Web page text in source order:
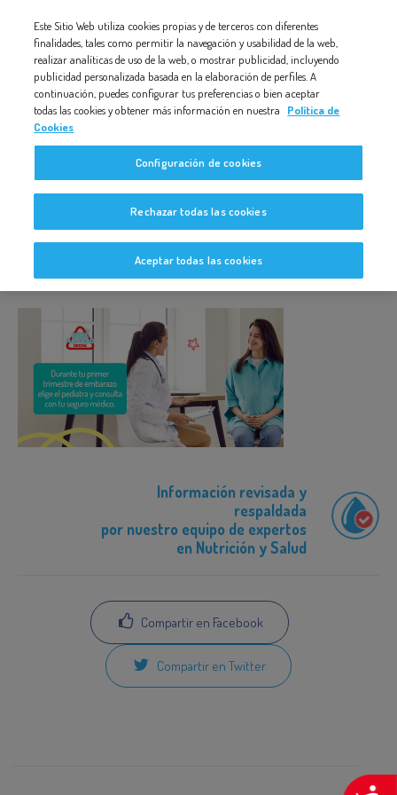
accesibilidad.
DURANTE TU PRIMER TRIMESTRE DE EMBARAZO ELIGE EL
PEDIATRA Y CONSULTA CON TU SEGURO MÉDICO
Durante tu primer trimestre de
embarazo elige el pediatra y
consulta con tu seguro médico
Información revisada y
respaldada
por nuestro equipo de expertos
en Nutrición y Salud
Compartir en Facebook
Compartir en Twitter
Este Sitio Web utiliza cookies propias y de terceros con diferentes
finalidades, tales como permitir la navegación y usabilidad de la web,
realizar analíticas de uso de la web, o mostrar publicidad, incluyendo
publicidad personalizada basada en la elaboración de perfiles. A
continuación, puedes configurar tus preferencias o bien aceptar
todas las cookies y obtener más información en nuestra
Política de
Cookies
Configuración de cookies
Rechazar todas las cookies
Aceptar todas las cookies